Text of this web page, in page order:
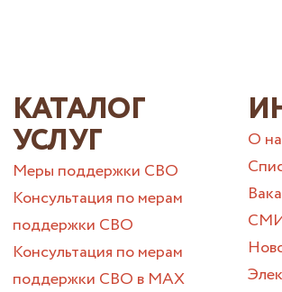
КАТАЛОГ
УСЛУГ
Меры поддержки СВО
Консультация по мерам
поддержки СВО
Консультация по мерам
поддержки СВО в МАХ
О